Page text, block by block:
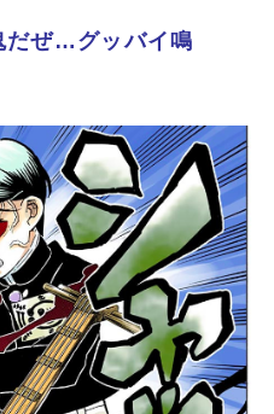
だぜ…グッバイ鳴